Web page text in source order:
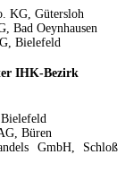
KG, Gütersloh
Bad Oeynhausen
Bielefeld
IHK-Bezirk
Büren
GmbH, Schloß